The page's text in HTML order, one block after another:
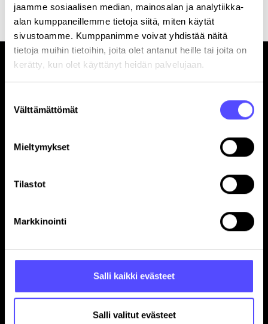
jaamme sosiaalisen median, mainosalan ja analytiikka-
alan kumppaneillemme tietoja siitä, miten käytät
sivustoamme. Kumppanimme voivat yhdistää näitä
tietoja muihin tietoihin, joita olet antanut heille tai joita on
kerätty, kun olet käyttänyt heidän palvelujaan.
valinta
Välttämättömät
Mieltymykset
Tilastot
Markkinointi
Salli kaikki evästeet
Salli valitut evästeet
Etusivu
Tilitoimistoille
Blogi
Ohjelmistokumppanuus
In English